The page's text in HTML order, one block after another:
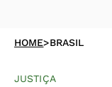
HOME>BRASIL
JUSTIÇA